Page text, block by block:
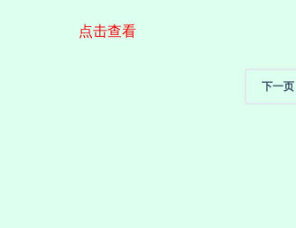
点击查看
下一页